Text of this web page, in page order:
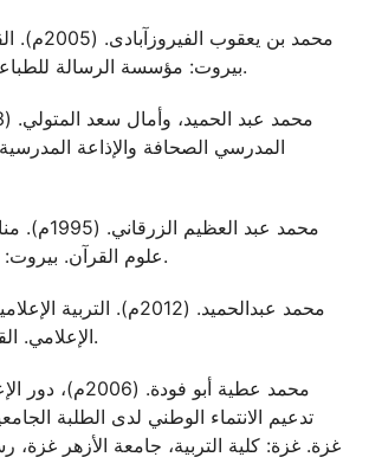
بيروت: مؤسسة الرسالة للطباعة والنشر والتوزي.
المدرسي الصحافة والإذاعة
علوم القرآن. بيروت: دار الكتاب العربي.
الإعلامي. القاهرة: عالم الكتب.
تدعيم الانتماء الوطني لدى الطلبة
غزة. غزة: كلية التربية، جامعة الأزهر غزة،